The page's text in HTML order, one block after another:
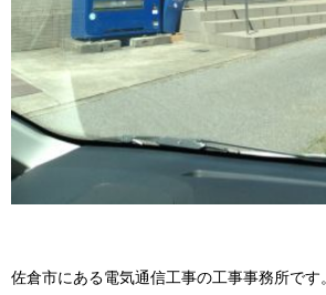
佐倉市にある電気通信工事の工事事務所です。